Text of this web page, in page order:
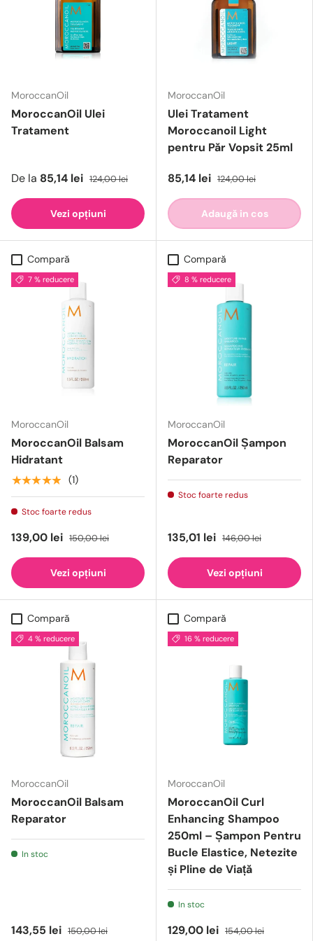
MoroccanOil
MoroccanOil Ulei
Tratament
De la 85,14 lei 124,00 lei
Vezi opțiuni
MoroccanOil
Ulei Tratament
Moroccanoil Light
pentru Păr Vopsit 25ml
85,14 lei 124,00 lei
Adaugă in cos
Compară
7 % reducere
MoroccanOil
MoroccanOil Balsam
Hidratant
★★★★★ (1)
Stoc foarte redus
139,00 lei 150,00 lei
Vezi opțiuni
Compară
8 % reducere
MoroccanOil
MoroccanOil Șampon
Reparator
Stoc foarte redus
135,01 lei 146,00 lei
Vezi opțiuni
Compară
4 % reducere
MoroccanOil
MoroccanOil Balsam
Reparator
In stoc
143,55 lei 150,00 lei
Compară
16 % reducere
MoroccanOil
MoroccanOil Curl
Enhancing Shampoo
250ml – Șampon Pentru
Bucle Elastice, Netezite
și Pline de Viață
In stoc
129,00 lei 154,00 lei